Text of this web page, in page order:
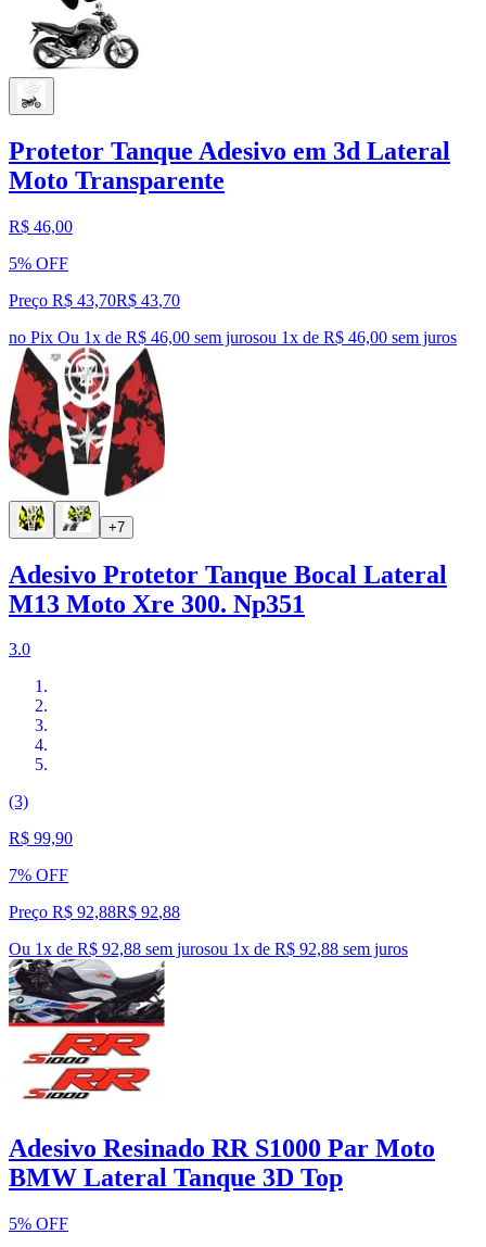
Protetor Tanque Adesivo em 3d Lateral
Moto Transparente
R$ 46,00
5% OFF
Preço R$ 43,70R$ 43,70
no Pix Ou 1x de R$ 46,00 sem jurosou 1x de R$ 46,00 sem juros
+7
Adesivo Protetor Tanque Bocal Lateral
M13 Moto Xre 300. Np351
3.0
(3)
R$ 99,90
7% OFF
Preço R$ 92,88R$ 92,88
Ou 1x de R$ 92,88 sem jurosou 1x de R$ 92,88 sem juros
Adesivo Resinado RR S1000 Par Moto
BMW Lateral Tanque 3D Top
5% OFF